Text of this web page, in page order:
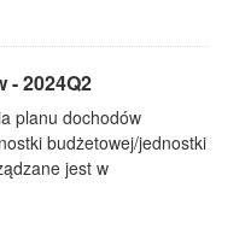
- 2024Q2
planu dochodów
budżetowej/jednostki
jest w